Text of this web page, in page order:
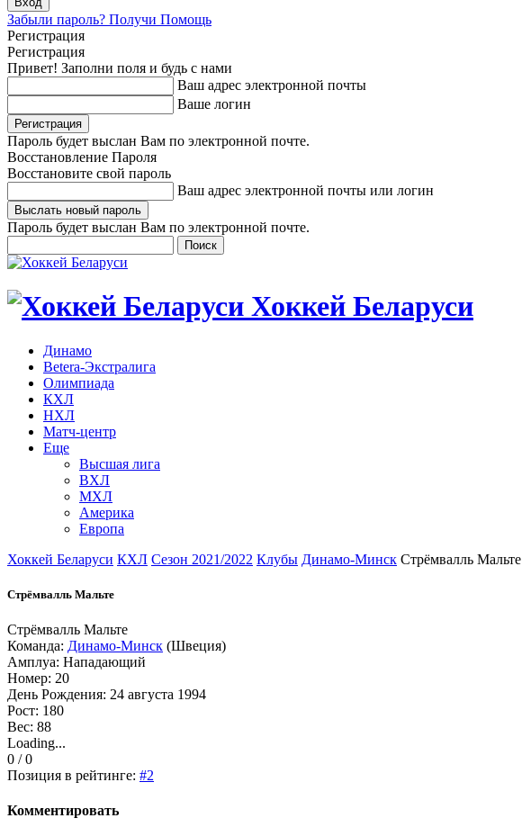
Забыли пароль? Получи Помощь
Регистрация
Регистрация
Привет! Заполни поля и будь с нами
Ваш адрес электронной почты
Ваше логин
Пароль будет выслан Вам по электронной почте.
Восстановление Пароля
Восстановите свой пароль
Ваш адрес электронной почты или логин
Пароль будет выслан Вам по электронной почте.
Хоккей Беларуси
Динамо
Betera-Экстралига
Олимпиада
КХЛ
НХЛ
Матч-центр
Еще
Высшая лига
ВХЛ
МХЛ
Америка
Европа
Хоккей Беларуси КХЛ Сезон 2021/2022 Клубы Динамо-Минск Стрёмвалль Мальте
Стрёмвалль Мальте
Стрёмвалль Мальте
Команда: Динамо-Минск (Швеция)
Амплуа: Нападающий
Номер: 20
День Рождения: 24 августа 1994
Рост: 180
Вес: 88
Loading...
0 / 0
Позиция в рейтинге: #2
Комментировать